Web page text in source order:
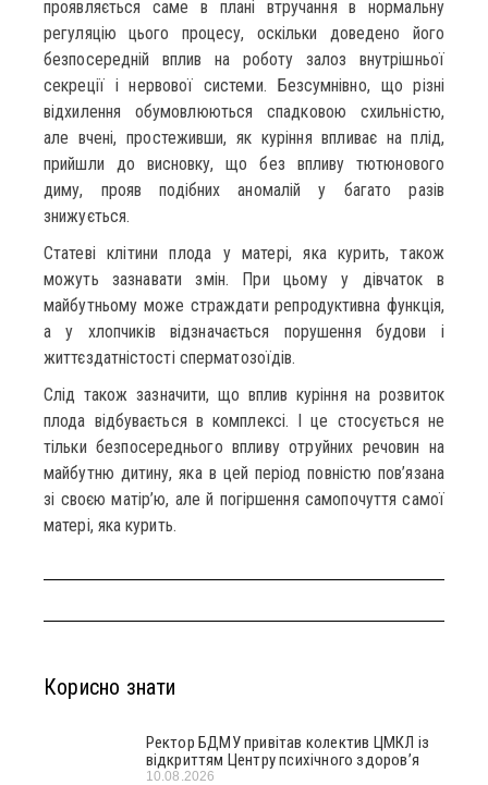
проявляється саме в плані втручання в нормальну
регуляцію цього процесу, оскільки доведено його
безпосередній вплив на роботу залоз внутрішньої
секреції і нервової системи. Безсумнівно, що різні
відхилення обумовлюються спадковою схильністю,
але вчені, простеживши, як куріння впливає на плід,
прийшли до висновку, що без впливу тютюнового
диму, прояв подібних аномалій у багато разів
знижується.
Статеві клітини плода у матері, яка курить, також
можуть зазнавати змін. При цьому у дівчаток в
майбутньому може страждати репродуктивна функція,
а у хлопчиків відзначається порушення будови і
життєздатністості сперматозоїдів.
Слід також зазначити, що вплив куріння на розвиток
плода відбувається в комплексі. І це стосується не
тільки безпосереднього впливу отруйних речовин на
майбутню дитину, яка в цей період повністю пов’язана
зі своєю матір’ю, але й погіршення самопочуття самої
матері, яка курить.
Корисно знати
Ректор БДМУ привітав колектив ЦМКЛ із
відкриттям Центру психічного здоров’я
10.08.2026